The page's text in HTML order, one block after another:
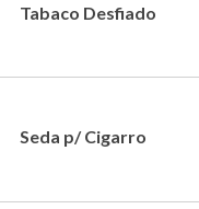
Tabaco Desfiado
Seda p/ Cigarro